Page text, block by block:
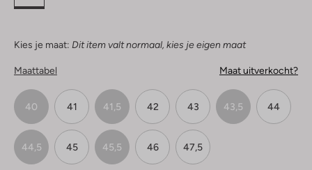
Kies je maat: Dit item valt normaal, kies je eigen maat
Maattabel Maat uitverkocht?
40 41 41,5 42 43 43,5 44
44,5 45 45,5 46 47,5